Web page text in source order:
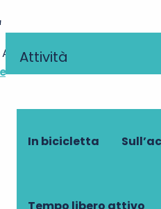
Attività
In bicicletta
Artannes-sur-Indre
arrivare